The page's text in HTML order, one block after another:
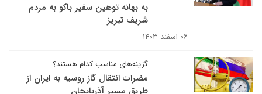
به بهانه توهین سفیر باکو به مردم
شریف تبریز
۰۶ اسفند ۱۴۰۳
گزینه‌های مناسب کدام هستند؟
مضرات انتقال گاز روسیه به ایران از
طریق مسیر آذربایجان